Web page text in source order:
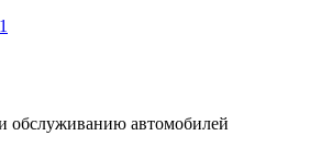
обслуживанию автомобилей